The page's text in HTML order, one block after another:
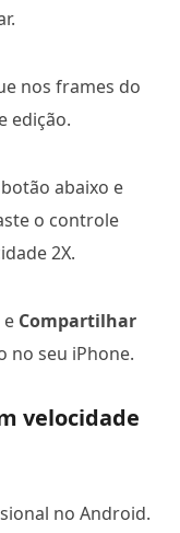
nos frames do
edição.
botão abaixo e
o controle
2X.
Compartilhar
no seu iPhone.
velocidade
no Android.